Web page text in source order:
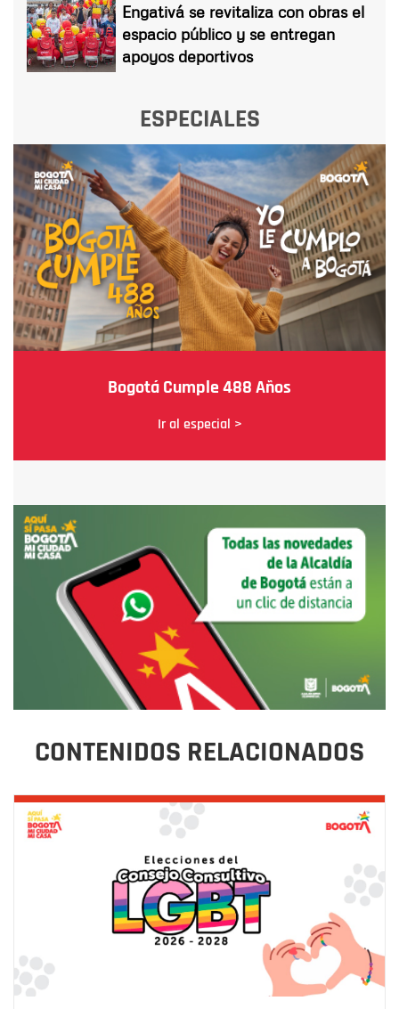
Engativá se revitaliza con obras el
espacio público y se entregan
apoyos deportivos
ESPECIALES
Bogotá Cumple 488 Años
Ir al especial >
CONTENIDOS RELACIONADOS